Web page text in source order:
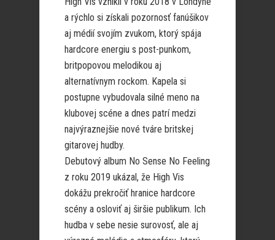
a rýchlo si získali pozornosť fanúšikov
aj médií svojím zvukom, ktorý spája
hardcore energiu s post-punkom,
britpopovou melodikou aj
alternatívnym rockom. Kapela si
postupne vybudovala silné meno na
klubovej scéne a dnes patrí medzi
najvýraznejšie nové tváre britskej
gitarovej hudby.
Debutový album No Sense No Feeling
z roku 2019 ukázal, že High Vis
dokážu prekročiť hranice hardcore
scény a osloviť aj širšie publikum. Ich
hudba v sebe nesie surovosť, ale aj